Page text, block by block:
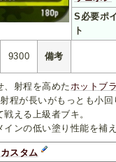
S必要ポ
ト
9300 備考
、射程を高めた ホットブ
程が長いがもっとも小回
える上級者ブキ。
インの低い塗り性能を補え
スタム